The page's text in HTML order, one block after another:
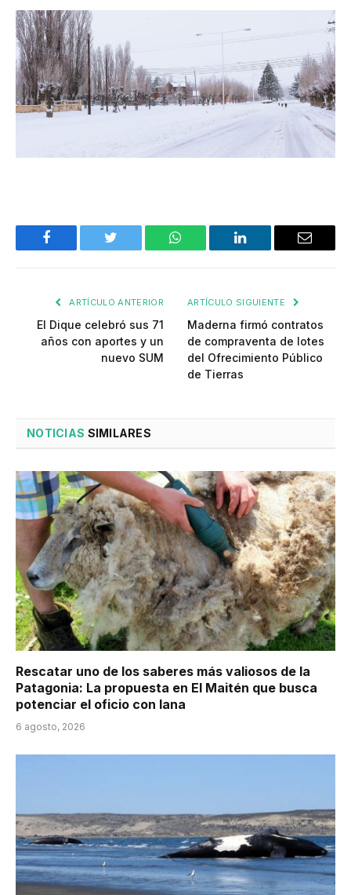
Facebook Twitter WhatsApp LinkedIn Email
ARTÍCULO ANTERIOR
El Dique celebró sus 71
años con aportes y un
nuevo SUM
ARTÍCULO SIGUIENTE
Maderna firmó contratos
de compraventa de lotes
del Ofrecimiento Público
de Tierras
NOTICIAS SIMILARES
Rescatar uno de los saberes más valiosos de la
Patagonia: La propuesta en El Maitén que busca
potenciar el oficio con lana
6 agosto, 2026